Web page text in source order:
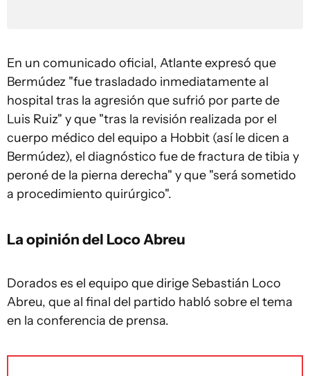
En un comunicado oficial, Atlante expresó que
Bermúdez "fue trasladado inmediatamente al
hospital tras la agresión que sufrió por parte de
Luis Ruiz" y que "tras la revisión realizada por el
cuerpo médico del equipo a Hobbit (así le dicen a
Bermúdez), el diagnóstico fue de fractura de tibia y
peroné de la pierna derecha" y que "será sometido
a procedimiento quirúrgico".
La opinión del Loco Abreu
Dorados es el equipo que dirige Sebastián Loco
Abreu, que al final del partido habló sobre el tema
en la conferencia de prensa.